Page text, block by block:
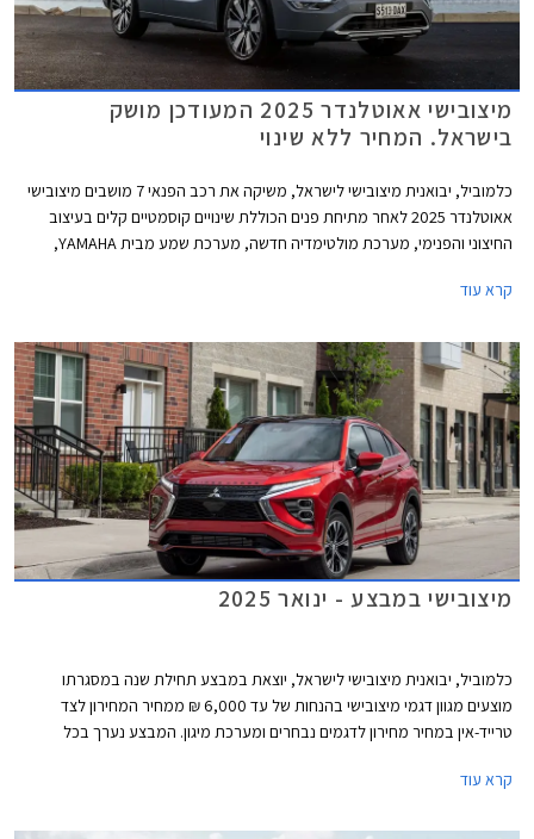
מיצובישי אאוטלנדר 2025 המעודכן מושק
בישראל. המחיר ללא שינוי
כלמוביל, יבואנית מיצובישי לישראל, משיקה את רכב הפנאי 7 מושבים מיצובישי
אאוטלנדר 2025 לאחר מתיחת פנים הכוללת שינויים קוסמטיים קלים בעיצוב
החיצוני והפנימי, מערכת מולטימדיה חדשה, מערכת שמע מבית YAMAHA,
במחיר של החל מ- 191,990 ₪ - זהה לדגם היוצא.
קרא עוד
מיצובישי במבצע - ינואר 2025
כלמוביל, יבואנית מיצובישי לישראל, יוצאת במבצע תחילת שנה במסגרתו
מוצעים מגוון דגמי מיצובישי בהנחות של עד 6,000 ₪ ממחיר המחירון לצד
טרייד-אין במחיר מחירון לדגמים נבחרים ומערכת מיגון. המבצע נערך בכל
קרא עוד